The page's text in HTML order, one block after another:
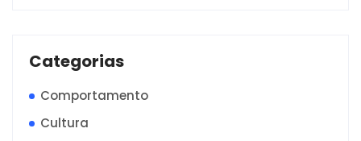
Categorias
Comportamento
Cultura